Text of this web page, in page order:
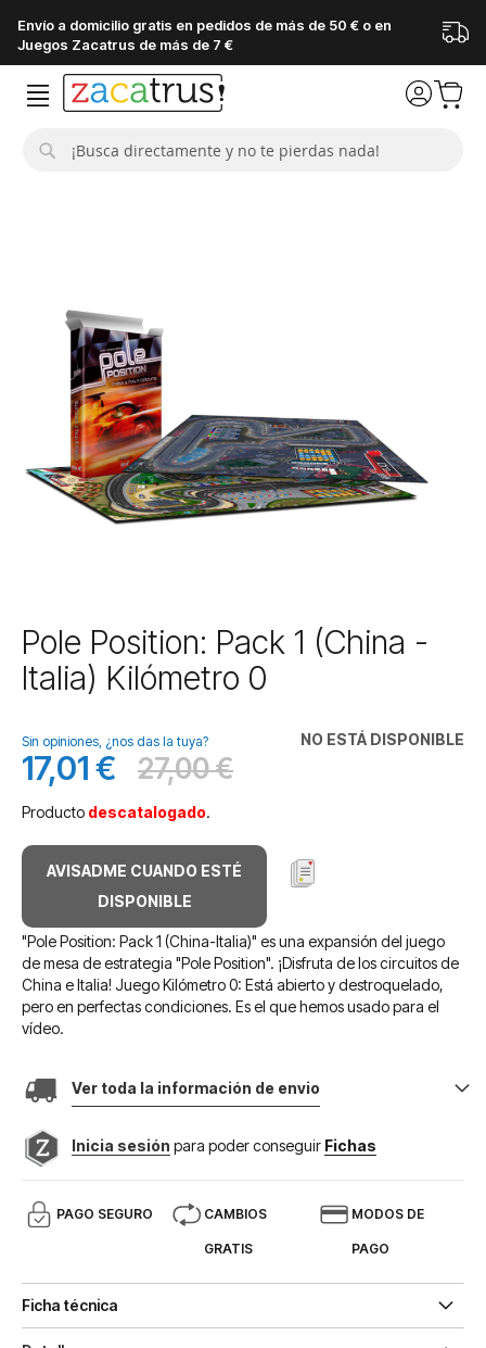
Envío a domicilio gratis en pedidos de más de 50 € o en
Juegos Zacatrus de más de 7 €
imágenes
Saltar
al
comienzo
galería
de
imágenes
Pole Position: Pack 1 (China -
Italia) Kilómetro 0
NO ESTÁ DISPONIBLE
Sin opiniones, ¿nos das la tuya?
Precio
especial
17,01 € Antes
27,00 €
Producto descatalogado.
AVISADME CUANDO ESTÉ
DISPONIBLE
"Pole Position: Pack 1 (China-Italia)" es una expansión del juego
de mesa de estrategia "Pole Position". ¡Disfruta de los circuitos de
China e Italia! Juego Kilómetro 0: Está abierto y destroquelado,
pero en perfectas condiciones. Es el que hemos usado para el
vídeo.
Ver toda la información de envio
Inicia sesión para poder conseguir Fichas
PAGO SEGURO CAMBIOS
GRATIS
MODOS DE
PAGO
Ficha técnica